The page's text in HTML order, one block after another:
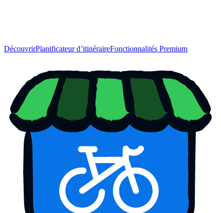
DécouvrirPlanificateur d’itinéraireFonctionnalités Premium